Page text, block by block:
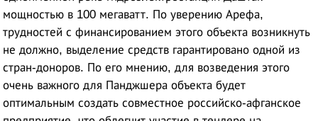
мощностью в 100 мегаватт. По уверению Арефа,
трудностей с финансированием этого объекта возникнуть
не должно, выделение средств гарантировано одной из
стран-доноров. По его мнению, для возведения этого
очень важного для Панджшера объекта будет
оптимальным создать совместное российско-афганское